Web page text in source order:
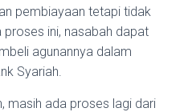
pembiayaan tetapi tidak
proses ini, nasabah dapat
agunannya dalam
Syariah.
masih ada proses lagi dari